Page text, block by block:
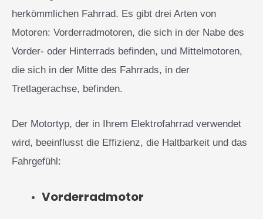
herkömmlichen Fahrrad. Es gibt drei Arten von
Motoren: Vorderradmotoren, die sich in der Nabe des
Vorder- oder Hinterrads befinden, und Mittelmotoren,
die sich in der Mitte des Fahrrads, in der
Tretlagerachse, befinden.
Der Motortyp, der in Ihrem Elektrofahrrad verwendet
wird, beeinflusst die Effizienz, die Haltbarkeit und das
Fahrgefühl:
Vorderradmotor